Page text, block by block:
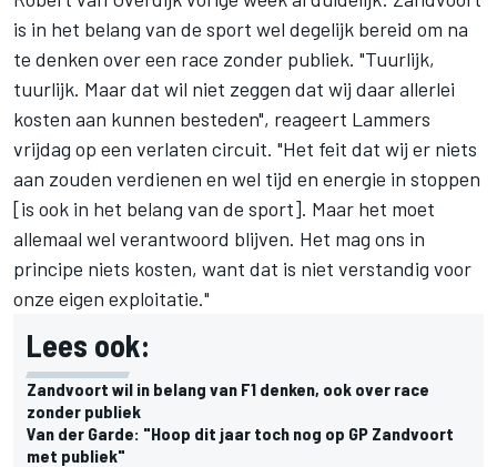
is in het belang van de sport wel degelijk bereid om na
te denken over een race zonder publiek. "Tuurlijk,
tuurlijk. Maar dat wil niet zeggen dat wij daar allerlei
kosten aan kunnen besteden", reageert Lammers
vrijdag op een verlaten circuit. "Het feit dat wij er niets
aan zouden verdienen en wel tijd en energie in stoppen
[is ook in het belang van de sport]. Maar het moet
allemaal wel verantwoord blijven. Het mag ons in
principe niets kosten, want dat is niet verstandig voor
onze eigen exploitatie."
Lees ook:
Zandvoort wil in belang van F1 denken, ook over race
zonder publiek
Van der Garde: "Hoop dit jaar toch nog op GP Zandvoort
met publiek"